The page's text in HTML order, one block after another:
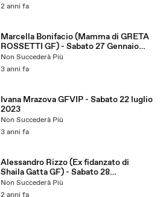
2 anni fa
Marcella Bonifacio (Mamma di GRETA
ROSSETTI GF) - Sabato 27 Gennaio
2024
Non Succederà Più
3 anni fa
Ivana Mrazova GFVIP - Sabato 22 luglio
2023
Non Succederà Più
3 anni fa
Alessandro Rizzo (Ex fidanzato di
Shaila Gatta GF) - Sabato 28
Settembre 2024
Non Succederà Più